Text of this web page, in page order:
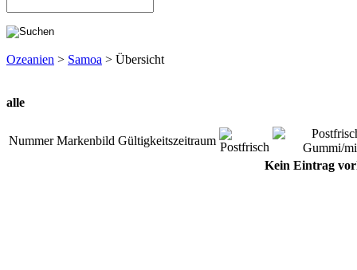
Ozeanien > Samoa > Übersicht
alle
Nummer Markenbild Gültigkeitszeitraum
Kein Eintrag